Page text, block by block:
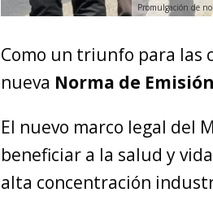
Promulgación de
Como un triunfo para las
nueva Norma de
El nuevo marco legal del
beneficiar a la salud y
alta concentración